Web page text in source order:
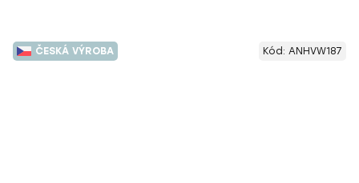
ČESKÁ VÝROBA Kód: ANHVW187